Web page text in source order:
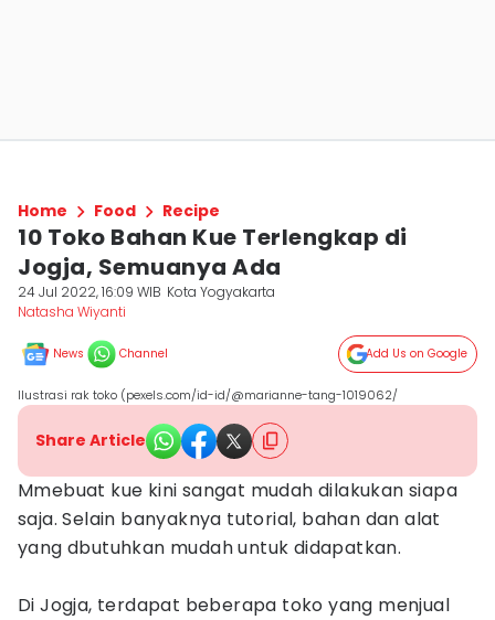
Home Food Recipe
10 Toko Bahan Kue Terlengkap di
Jogja, Semuanya Ada
24 Jul 2022, 16:09 WIB Kota Yogyakarta
Natasha Wiyanti
News Channel Add Us on Google
Ilustrasi rak toko (pexels.com/id-id/@marianne-tang-1019062/
Share Article
Mmebuat kue kini sangat mudah dilakukan siapa
saja. Selain banyaknya tutorial, bahan dan alat
yang dbutuhkan mudah untuk didapatkan.
Di Jogja, terdapat beberapa toko yang menjual